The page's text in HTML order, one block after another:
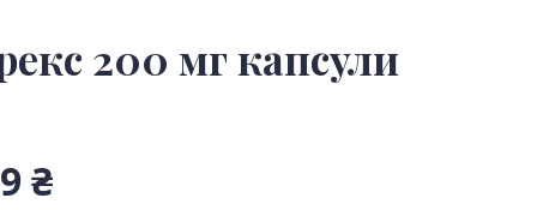
200 мг капсули
₴